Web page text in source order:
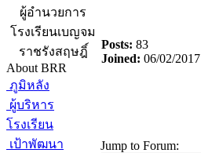
ผู้อำนวยการ
โรงเรียนเบญจม
ราชรังสฤษฎิ์
About BRR
ภูมิหลัง
ผู้บริหาร
โรงเรียน
เป้าพัฒนา
Posts: 83
Joined: 06/02/2017
Jump to Forum: